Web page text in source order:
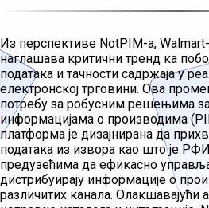
Из перспективе NotPIM-а,
наглашава критични тренд ка
података и тачности садржаја у
електронској трговини. Ова
потребу за робусним решењима
информацијама о производима
платформа је дизајнирана да
података из извора као што је
предузећима да ефикасно
дистрибуирају информације о
различитих канала. Олакшавајући